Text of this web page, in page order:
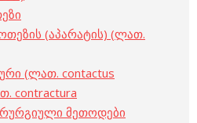
(აპარატის) (ლათ.
(ლათ. contactus
contractura
მეთოდები